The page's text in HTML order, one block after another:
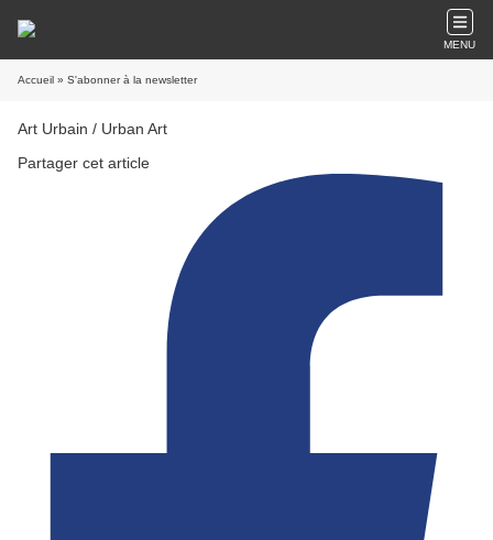
MENU
Accueil » S'abonner à la newsletter
Art Urbain / Urban Art
Partager cet article